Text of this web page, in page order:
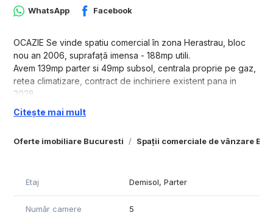
Oferte imobiliare Bucuresti Spații comerciale de vânzare
WhatsApp Facebook
OCAZIE Se vinde spatiu comercial în zona Herastrau, bloc
nou an 2006, suprafață imensa - 188mp utili.
Avem 139mp parter si 49mp subsol, centrala proprie pe gaz,
retea climatizare, contract de inchiriere existent pana in
2028.
Pret 395000EUR
Citește mai mult
Etaj Demisol, Parter
Număr camere 5